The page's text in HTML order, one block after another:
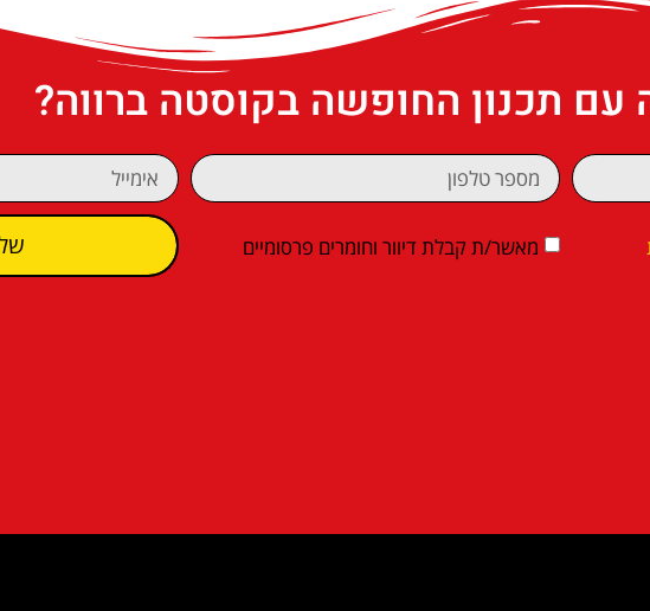
עם תכנון החופשה בקוסטה ברווה?
מאשר/ת קבלת דיוור וחומרים פרסומיים